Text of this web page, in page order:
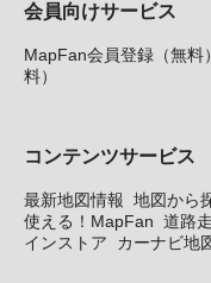
会員向けサービス
MapFan会員登録（無料）
料）
コンテンツサービス
最新地図情報 地図から
使える！MapFan 道路
インストア
カーナビ地